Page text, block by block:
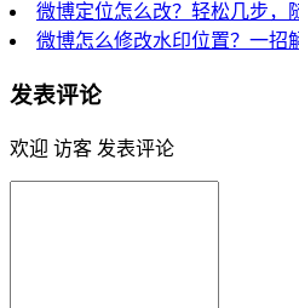
微博定位怎么改？轻松几步，
微博怎么修改水印位置？一招
发表评论
欢迎 访客 发表评论